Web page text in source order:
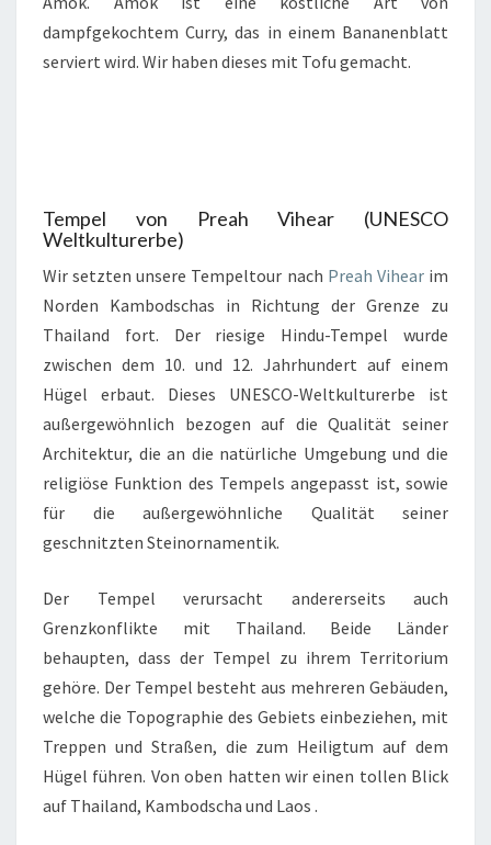
dampfgekochtem Curry, das in einem Bananenblatt
serviert wird. Wir haben dieses mit Tofu gemacht.
Tempel von Preah Vihear (UNESCO
Weltkulturerbe)
Wir setzten unsere Tempeltour nach Preah Vihearim
Norden Kambodschas in Richtung der Grenze zu
Thailand fort. Der riesige Hindu-Tempel wurde
zwischen dem 10. und 12. Jahrhundert auf einem
Hügel erbaut. Dieses UNESCO-Weltkulturerbe ist
außergewöhnlich bezogen auf die Qualität seiner
Architektur, die an die natürliche Umgebung und die
religiöse Funktion des Tempels angepasst ist, sowie
für die außergewöhnliche Qualität seiner
geschnitzten Steinornamentik.
Der Tempel verursacht andererseits auch
Grenzkonflikte mit Thailand. Beide Länder
behaupten, dass der Tempel zu ihrem Territorium
gehöre. Der Tempel besteht aus mehreren Gebäuden,
welche die Topographie des Gebiets einbeziehen, mit
Treppen und Straßen, die zum Heiligtum auf dem
Hügel führen. Von oben hatten wir einen tollen Blick
auf Thailand, Kambodscha und Laos .